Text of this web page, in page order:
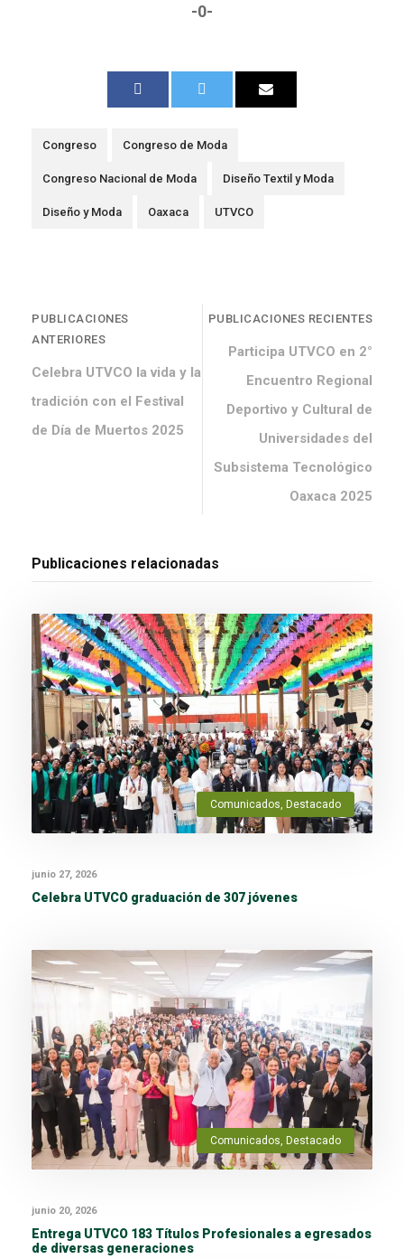
-0-
Congreso Congreso de Moda
Congreso Nacional de Moda Diseño Textil y Moda
Diseño y Moda Oaxaca UTVCO
PUBLICACIONES
ANTERIORES
Celebra UTVCO la vida y la
tradición con el Festival
de Día de Muertos 2025
PUBLICACIONES RECIENTES
Participa UTVCO en 2°
Encuentro Regional
Deportivo y Cultural de
Universidades del
Subsistema Tecnológico
Oaxaca 2025
Publicaciones relacionadas
Comunicados Destacado
junio 27, 2026
Celebra UTVCO graduación de 307 jóvenes
Comunicados Destacado
junio 20, 2026
Entrega UTVCO 183 Títulos Profesionales a egresados
de diversas generaciones